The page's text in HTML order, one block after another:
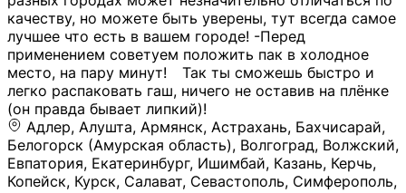
качеству, но можете быть уверены, тут всегда самое
лучшее что есть в вашем городе! -Перед
применением советуем положить пак в холодное
место, на пару минут!⠀ Так ты сможешь быстро и
легко распаковать гаш, ничего не оставив на плёнке
(он правда бывает липкий)!
Адлер, Алушта, Армянск, Астрахань, Бахчисарай,
Белогорск (Амурская область), Волгоград, Волжский,
Евпатория, Екатеринбург, Ишимбай, Казань, Керчь,
Копейск, Курск, Салават, Севастополь, Симферополь,